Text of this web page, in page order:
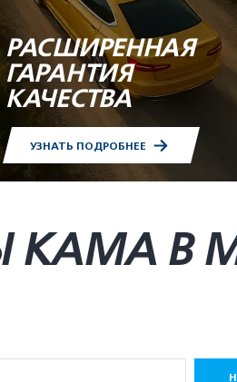
РАСШИРЕННАЯ
ГАРАНТИЯ
КАЧЕСТВА
УЗНАТЬ ПОДРОБНЕЕ
В